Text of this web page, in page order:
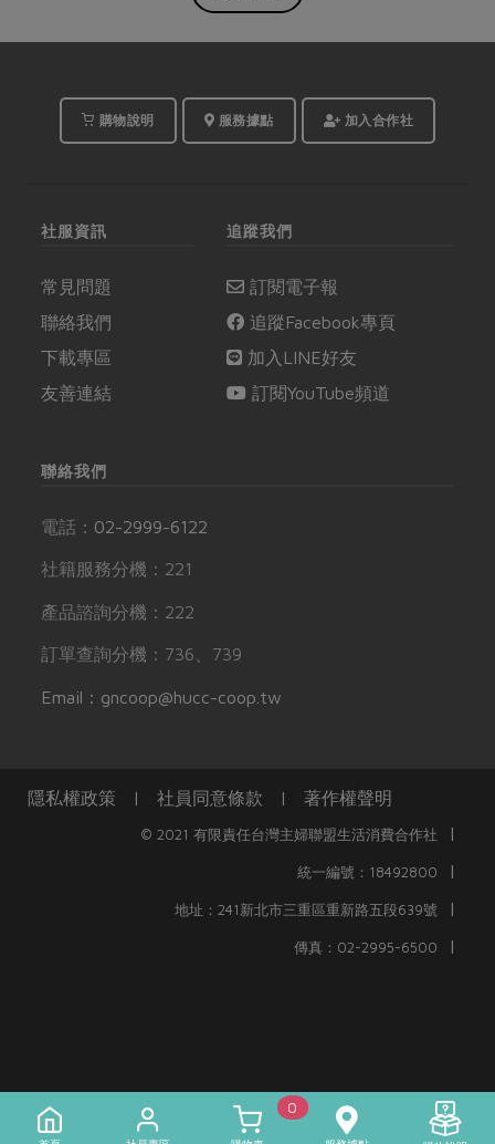
購物說明 服務據點 加入合作社
社服資訊
常見問題
聯絡我們
下載專區
友善連結
追蹤我們
訂閱電子報
追蹤Facebook專頁
加入LINE好友
訂閱YouTube頻道
聯絡我們
電話： 02-2999-6122
社籍服務分機：221
產品諮詢分機：222
訂單查詢分機：736、739
Email：gncoop@hucc-coop.tw
隱私權政策 | 社員同意條款 | 著作權聲明
© 2021 有限責任台灣主婦聯盟生活消費合作社 |
統一編號：18492800 |
地址：241新北市三重區重新路五段639號 |
傳真：02-2995-6500 |
0